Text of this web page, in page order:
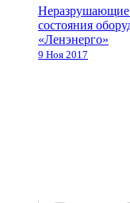
Неразрушающие
состояния
«Ленэнерго»
9 Ноя 2017